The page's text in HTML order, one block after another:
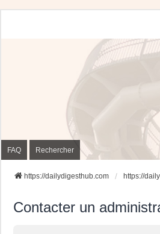
FAQ Rechercher
https://dailydigesthub.com https://
Contacter un